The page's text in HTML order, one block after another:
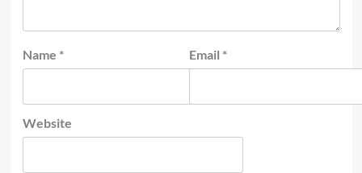
Name * Email *
Website